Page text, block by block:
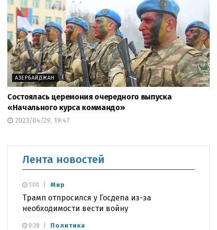
АЗЕРБАЙДЖАН
Состоялась церемония очередного выпуска
«Начального курса коммандо»
2023/04/29, 19:47
Лента новостей
Мир
Трамп отпросился у Госдепа из-за
необходимости вести войну
1:00
Политика
0:38